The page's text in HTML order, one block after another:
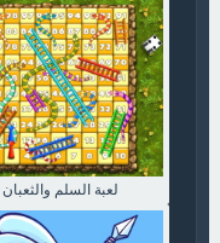
لعبة السلم والثعبان